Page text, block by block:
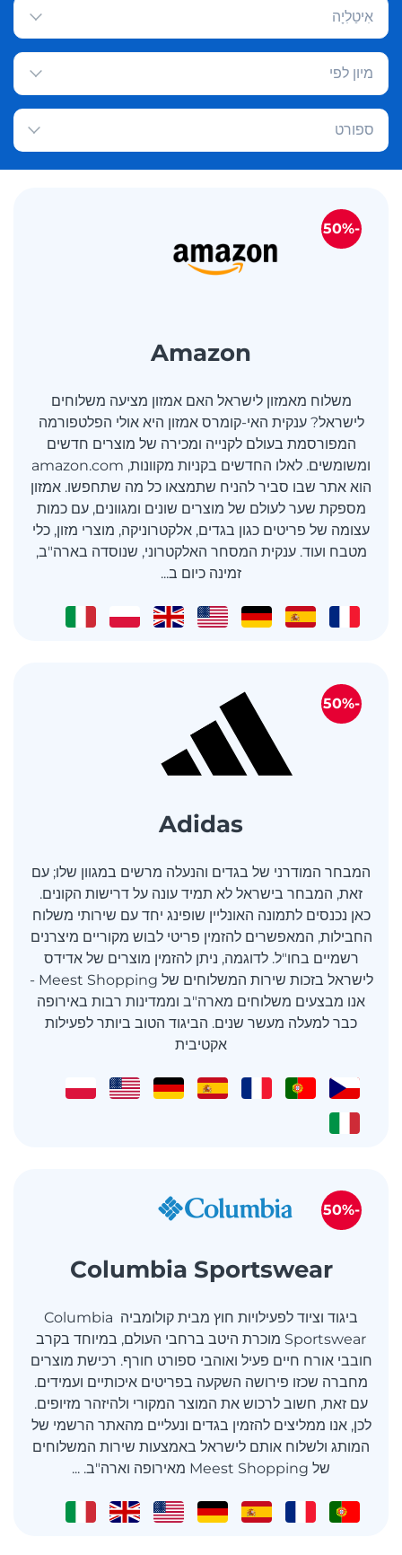
אִיטַלִיָה
מיון לפי
ספורט
Amazon
משלוח מאמזון לישראל האם אמזון מציעה משלוחים
לישראל? ענקית האי-קומרס אמזון היא אולי הפלטפורמה
המפורסמת בעולם לקנייה ומכירה של מוצרים חדשים
ומשומשים. לאלו החדשים בקניות מקוונות, amazon.com
הוא אתר שבו סביר להניח שתמצאו כל מה שתחפשו. אמזון
מספקת שער לעולם של מוצרים שונים ומגוונים, עם כמות
עצומה של פריטים כגון בגדים, אלקטרוניקה, מוצרי מזון, כלי
מטבח ועוד. ענקית המסחר האלקטרוני, שנוסדה בארה"ב,
זמינה כיום ב...
-50%
Adidas
המבחר המודרני של בגדים והנעלה מרשים במגוון שלו; עם
זאת, המבחר בישראל לא תמיד עונה על דרישות הקונים.
כאן נכנסים לתמונה האונליין שופינג יחד עם שירותי משלוח
החבילות, המאפשרים להזמין פריטי לבוש מקוריים מיצרנים
רשמיים בחו"ל. לדוגמה, ניתן להזמין מוצרים של אדידס
לישראל בזכות שירות המשלוחים של Meest Shopping -
אנו מבצעים משלוחים מארה"ב וממדינות רבות באירופה
כבר למעלה מעשר שנים. הביגוד הטוב ביותר לפעילות
אקטיבית
-50%
Columbia Sportswear
ביגוד וציוד לפעילויות חוץ מבית קולומביה Columbia
Sportswear מוכרת היטב ברחבי העולם, במיוחד בקרב
חובבי אורח חיים פעיל ואוהבי ספורט חורף. רכישת מוצרים
מחברה שכזו פירושה השקעה בפריטים איכותיים ועמידים.
עם זאת, חשוב לרכוש את המוצר המקורי ולהיזהר מזיופים.
לכן, אנו ממליצים להזמין בגדים ונעליים מהאתר הרשמי של
המותג ולשלוח אותם לישראל באמצעות שירות המשלוחים
של Meest Shopping מאירופה וארה"ב. ...
-50%